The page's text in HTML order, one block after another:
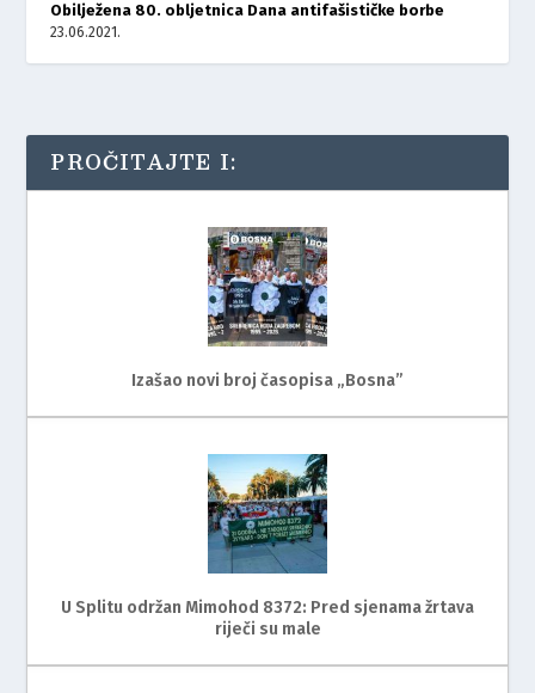
Obilježena 80. obljetnica Dana antifašističke borbe
23.06.2021.
PROČITAJTE I:
Izašao novi broj časopisa „Bosna”
U Splitu održan Mimohod 8372: Pred sjenama žrtava
riječi su male